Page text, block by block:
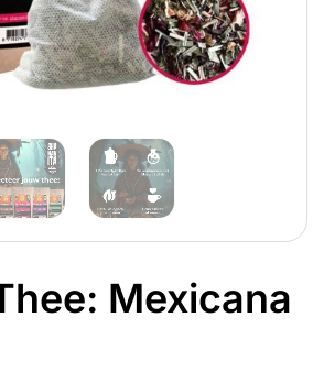
Mexicana